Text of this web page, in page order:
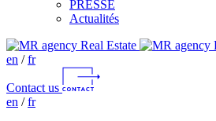
PRESSE
Actualités
en /fr
Contact us
en /fr